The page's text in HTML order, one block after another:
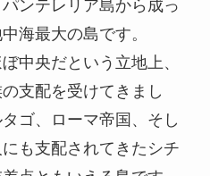
ンテレリア島から成っ
海最大の島です。
中央だという立地上、
支配を受けてきまし
ゴ、ローマ帝国、そし
も支配されてきたシチ